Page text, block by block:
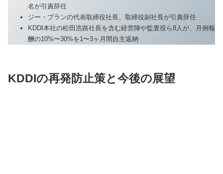
名が引責辞任
ジー・プランの代表取締役社長、取締役副社長が引責辞任
KDDI本社の松田浩路社長を含む経営陣や監査役ら8人が、月例報
酬の10%〜30%を1〜3ヶ月間自主返納
KDDIの再発防止策と今後の展望